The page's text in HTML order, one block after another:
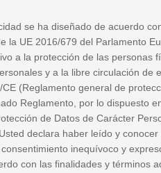
se ha diseñado de acuerdo
la UE 2016/679 del Parlamento
a la protección de las personas
y a la libre circulación de
(Reglamento general de
Reglamento, por lo dispuesto
de Datos de Carácter
declara haber leído y
inequívoco y
con las finalidades y términos